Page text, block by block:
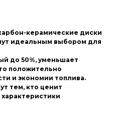
керамические диски
идеальным выбором для
до 50%, уменьшает
положительно
и экономии топлива.
тем, кто ценит